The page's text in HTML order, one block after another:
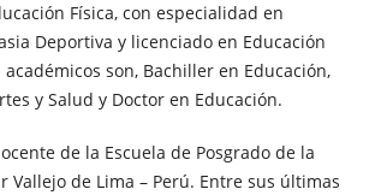
Física, con especialidad en
Deportiva y licenciado en Educación
académicos son, Bachiller en Educación,
y Salud y Doctor en Educación.
de la Escuela de Posgrado de la
Vallejo de Lima – Perú. Entre sus últimas